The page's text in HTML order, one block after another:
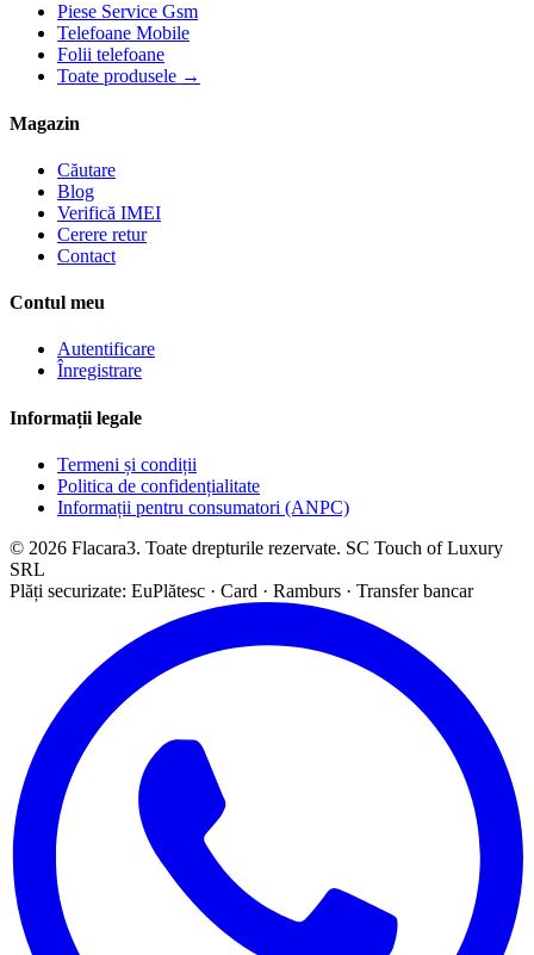
Piese Service Gsm
Telefoane Mobile
Folii telefoane
Toate produsele →
Magazin
Căutare
Blog
Verifică IMEI
Cerere retur
Contact
Contul meu
Autentificare
Înregistrare
Informații legale
Termeni și condiții
Politica de confidențialitate
Informații pentru consumatori (ANPC)
© 2026 Flacara3. Toate drepturile rezervate. SC Touch of Luxury
SRL
Plăți securizate: EuPlătesc · Card · Ramburs · Transfer bancar